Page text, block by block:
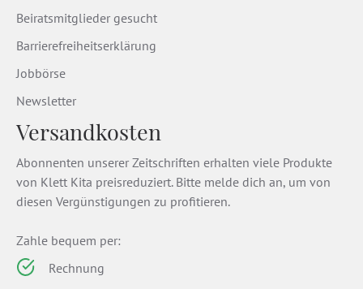
Beiratsmitglieder gesucht
Barrierefreiheitserklärung
Jobbörse
Newsletter
Versandkosten
Abonnenten unserer Zeitschriften erhalten viele Produkte
von Klett Kita preisreduziert. Bitte melde dich an, um von
diesen Vergünstigungen zu profitieren.
Zahle bequem per:
Rechnung